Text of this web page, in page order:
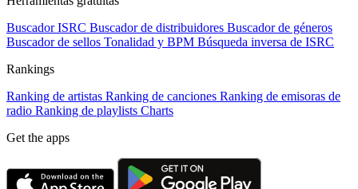
Buscador ISRC Buscador de distribuidores Buscador de géneros
Buscador de sellos Tonalidad y BPM Búsqueda inversa de ISRC
Rankings
Ranking de artistas Ranking de canciones Ranking de emisoras de
radio Ranking de playlists Charts
Get the apps